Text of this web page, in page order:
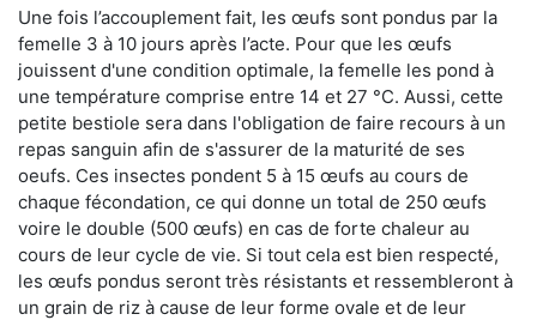
Une fois l’accouplement fait, les œufs sont pondus par la
femelle 3 à 10 jours après l’acte. Pour que les œufs
jouissent d'une condition optimale, la femelle les pond à
une température comprise entre 14 et 27 °C. Aussi, cette
petite bestiole sera dans l'obligation de faire recours à un
repas sanguin afin de s'assurer de la maturité de ses
oeufs. Ces insectes pondent 5 à 15 œufs au cours de
chaque fécondation, ce qui donne un total de 250 œufs
voire le double (500 œufs) en cas de forte chaleur au
cours de leur cycle de vie. Si tout cela est bien respecté,
les œufs pondus seront très résistants et ressembleront à
un grain de riz à cause de leur forme ovale et de leur